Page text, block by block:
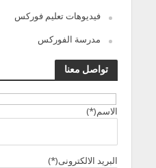
فيديوهات تعليم فوركس
مدرسة الفوركس
تواصل معنا
الاسم(*)
البريد الالكترونى(*)